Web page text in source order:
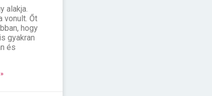
alakja.
vonult. Őt
hogy
gyakran
és